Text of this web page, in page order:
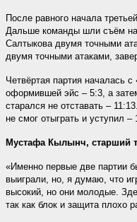
После равного начала
Дальше команды шли съём на
Салтыкова двумя точными
двумя точными атаками,
Четвёртая партия началась
оформившей эйс – 5:3, а
старался не отставать –
не смог отыграть и уступил –
Мустафа Кылынч, старший
«Именно первые две партии
выиграли, но, я думаю, что
высокий, но они молодые.
так как блок и защита плохо